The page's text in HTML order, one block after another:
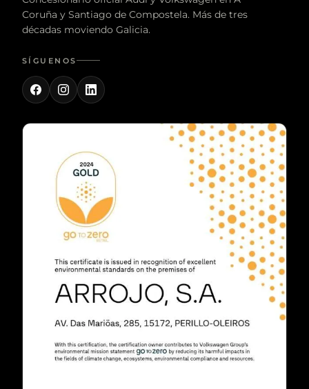
Coruña y Santiago de Compostela. Más de tres
décadas moviendo Galicia.
SÍGUENOS